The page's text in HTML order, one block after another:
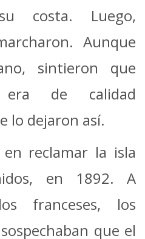
costa. Luego,
Aunque
sintieron que
era de calidad
lo dejaron así.
reclamar la isla
en 1892. A
franceses, los
que el